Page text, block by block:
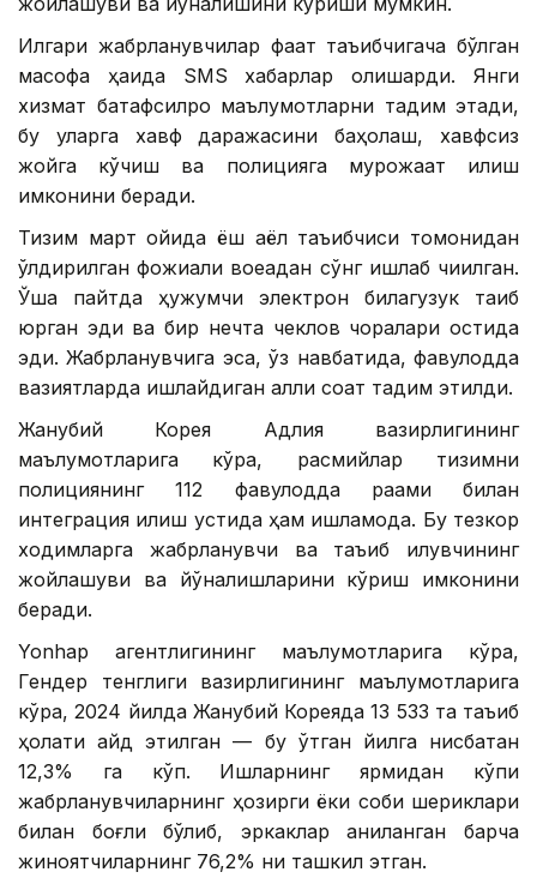
Илгари жабрланувчилар фақат таъқибчигача бўлган
масофа ҳақида SМS хабарлар олишарди. Янги
хизмат батафсилроқ маълумотларни тақдим этади,
бу уларга хавф даражасини баҳолаш, хавфсиз
жойга кўчиш ва полицияга мурожаат қилиш
имконини беради.
Тизим март ойида ёш аёл таъқибчиси томонидан
ўлдирилган фожиали воқеадан сўнг ишлаб чиқилган.
Ўша пайтда ҳужумчи электрон билагузук тақиб
юрган эди ва бир нечта чеклов чоралари остида
эди. Жабрланувчига эса, ўз навбатида, фавқулодда
вазиятларда ишлайдиган ақлли соат тақдим этилди.
Жанубий Корея Адлия вазирлигининг
маълумотларига кўра, расмийлар тизимни
полициянинг 112 фавқулодда рақами билан
интеграция қилиш устида ҳам ишламоқда. Бу тезкор
ходимларга жабрланувчи ва таъқиб қилувчининг
жойлашуви ва йўналишларини кўриш имконини
беради.
Yonhap агентлигининг маълумотларига кўра,
Гендер тенглиги вазирлигининг маълумотларига
кўра, 2024 йилда Жанубий Кореяда 13 533 та таъқиб
ҳолати қайд этилган — бу ўтган йилга нисбатан
12,3% га кўп. Ишларнинг ярмидан кўпи
жабрланувчиларнинг ҳозирги ёки собиқ шериклари
билан боғлиқ бўлиб, эркаклар аниқланган барча
жиноятчиларнинг 76,2% ни ташкил этган.